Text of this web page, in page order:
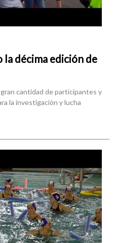
décima edición de
cantidad de participantes y
la investigación y lucha